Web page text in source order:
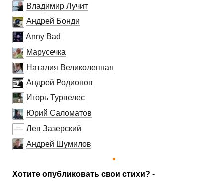
Владимир Лучит
Андрей Бонди
Anny Bad
Марусечка
Наталия Великолепная
Андрей Родионов
Игорь Турвелес
Юрий Саломатов
Лев Зазерский
Андрей Шумилов
Хотите опубликовать свои стихи? -